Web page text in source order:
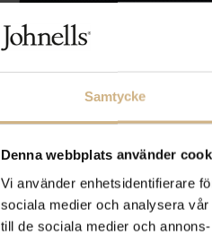
Samtycke
Denna webbplats använder
Vi använder enhetsidentifierare
sociala medier och analysera
till de sociala medier och